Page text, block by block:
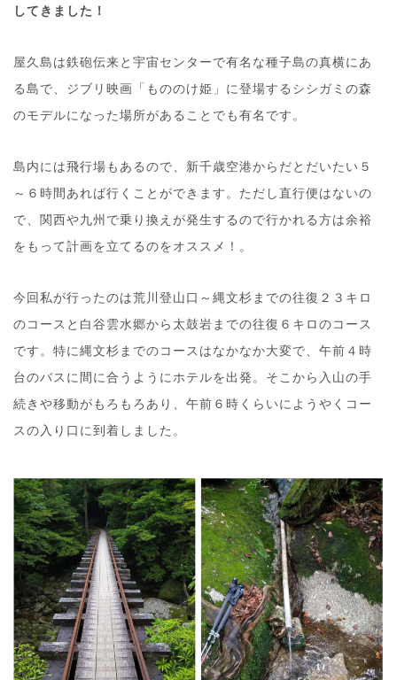
してきました！
屋久島は鉄砲伝来と宇宙センターで有名な種子島の真横にあ
る島で、ジブリ映画「もののけ姫」に登場するシシガミの森
のモデルになった場所があることでも有名です。
島内には飛行場もあるので、新千歳空港からだとだいたい５
～６時間あれば行くことができます。ただし直行便はないの
で、関西や九州で乗り換えが発生するので行かれる方は余裕
をもって計画を立てるのをオススメ！。
今回私が行ったのは荒川登山口～縄文杉までの往復２３キロ
のコースと白谷雲水郷から太鼓岩までの往復６キロのコース
です。特に縄文杉までのコースはなかなか大変で、午前４時
台のバスに間に合うようにホテルを出発。そこから入山の手
続きや移動がもろもろあり、午前６時くらいにようやくコー
スの入り口に到着しました。